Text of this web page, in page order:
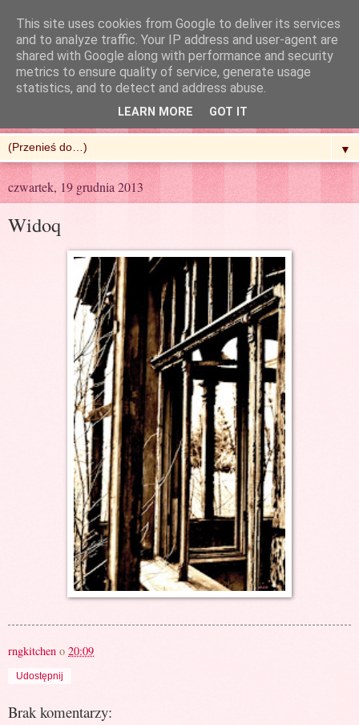
R'n'G Kitchen
▼
czwartek, 19 grudnia 2013
Widoq
rngkitchen o 20:09
Udostępnij
Brak komentarzy:
This site uses cookies from Google to deliver its services
and to analyze traffic. Your IP address and user-agent are
shared with Google along with performance and security
metrics to ensure quality of service, generate usage
statistics, and to detect and address abuse.
LEARN MORE GOT IT